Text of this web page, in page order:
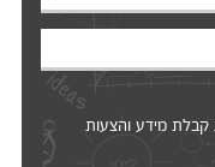
מידע והצעות